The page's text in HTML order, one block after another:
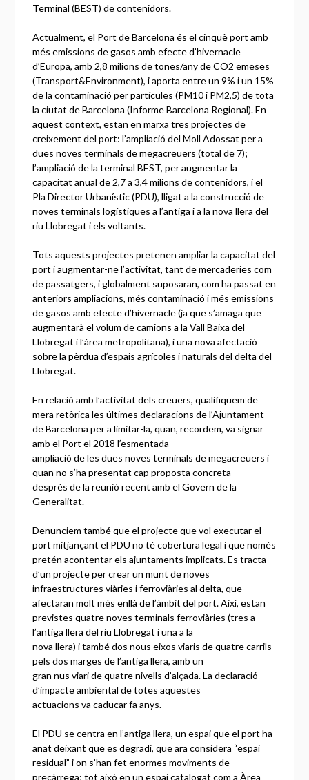
Terminal (BEST) de contenidors.
Actualment, el Port de Barcelona és el cinquè port amb
més emissions de gasos amb efecte d’hivernacle
d’Europa, amb 2,8 milions de tones/any de CO2 emeses
(Transport&Environment), i aporta entre un 9% i un 15%
de la contaminació per partícules (PM10 i PM2,5) de tota
la ciutat de Barcelona (Informe Barcelona Regional). En
aquest context, estan en marxa tres projectes de
creixement del port: l’ampliació del Moll Adossat per a
dues noves terminals de megacreuers (total de 7);
l’ampliació de la terminal BEST, per augmentar la
capacitat anual de 2,7 a 3,4 milions de contenidors, i el
Pla Director Urbanístic (PDU), lligat a la construcció de
noves terminals logístiques a l’antiga i a la nova llera del
riu Llobregat i els voltants.
Tots aquests projectes pretenen ampliar la capacitat del
port i augmentar-ne l’activitat, tant de mercaderies com
de passatgers, i globalment suposaran, com ha passat en
anteriors ampliacions, més contaminació i més emissions
de gasos amb efecte d’hivernacle (ja que s’amaga que
augmentarà el volum de camions a la Vall Baixa del
Llobregat i l’àrea metropolitana), i una nova afectació
sobre la pèrdua d’espais agrícoles i naturals del delta del
Llobregat.
En relació amb l’activitat dels creuers, qualifiquem de
mera retòrica les últimes declaracions de l’Ajuntament
de Barcelona per a limitar-la, quan, recordem, va signar
amb el Port el 2018 l’esmentada
ampliació de les dues noves terminals de megacreuers i
quan no s’ha presentat cap proposta concreta
després de la reunió recent amb el Govern de la
Generalitat.
Denunciem també que el projecte que vol executar el
port mitjançant el PDU no té cobertura legal i que només
pretén acontentar els ajuntaments implicats. Es tracta
d’un projecte per crear un munt de noves
infraestructures viàries i ferroviàries al delta, que
afectaran molt més enllà de l’àmbit del port. Així, estan
previstes quatre noves terminals ferroviàries (tres a
l’antiga llera del riu Llobregat i una a la
nova llera) i també dos nous eixos viaris de quatre carrils
pels dos marges de l’antiga llera, amb un
gran nus viari de quatre nivells d’alçada. La declaració
d’impacte ambiental de totes aquestes
actuacions va caducar fa anys.
El PDU se centra en l’antiga llera, un espai que el port ha
anat deixant que es degradi, que ara considera “espai
residual” i on s’han fet enormes moviments de
precàrrega; tot això en un espai catalogat com a Àrea